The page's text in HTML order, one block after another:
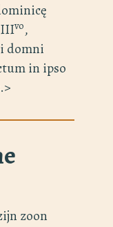
vo,
domni
in ipso
zoon